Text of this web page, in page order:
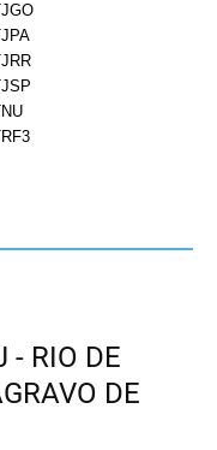
- RIO DE
DE